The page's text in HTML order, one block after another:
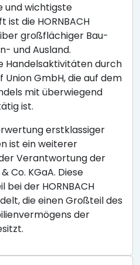
und wichtigste
ist die HORNBACH
großflächiger Bau-
und Ausland.
Handelsaktivitäten durch
Union GmbH, die auf dem
mit überwiegend
ist.
erstklassiger
ist ein weiterer
Verantwortung der
Co. KGaA. Diese
bei der HORNBACH
die einen Großteil des
der